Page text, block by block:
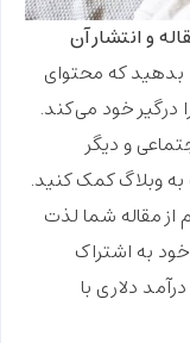
و انتشار آن
بدهید که محتوای
درگیر خود می‌کند.
و دیگر
به وبلاگ کمک کنید.
از مقاله شما لذت
به اشتراک
دلاری با